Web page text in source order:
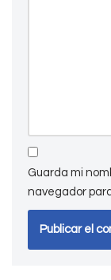
Guarda mi
navegador